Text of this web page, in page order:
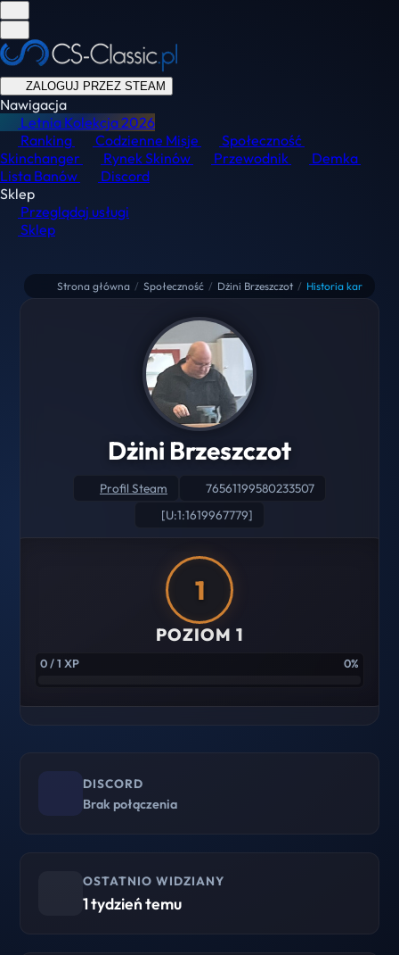
ZALOGUJ PRZEZ STEAM
Nawigacja
Letnia Kolekcja2026
Ranking
Codzienne Misje
Społeczność
Skinchanger
Rynek Skinów Przewodnik
Demka
Lista Banów
Discord
Sklep
Przeglądaj usługi
Sklep
Strona główna / Społeczność / Dżini Brzeszczot / Historia kar
Dżini Brzeszczot
Profil Steam
76561199580233507
[U:1:1619967779]
1
POZIOM 1
0 / 1 XP 0%
DISCORD
Brak połączenia
OSTATNIO WIDZIANY
1 tydzień temu